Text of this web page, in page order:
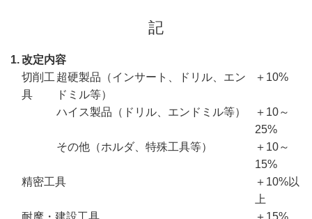
記
1.改定内容
切削工
具
超硬製品（インサート、ドリル、エン
ドミル等）
＋10%
ハイス製品（ドリル、エンドミル等）
＋10～
25%
その他（ホルダ、特殊工具等）
＋10～
15%
精密工具
＋10%以
上
耐摩・建設工具
＋15%